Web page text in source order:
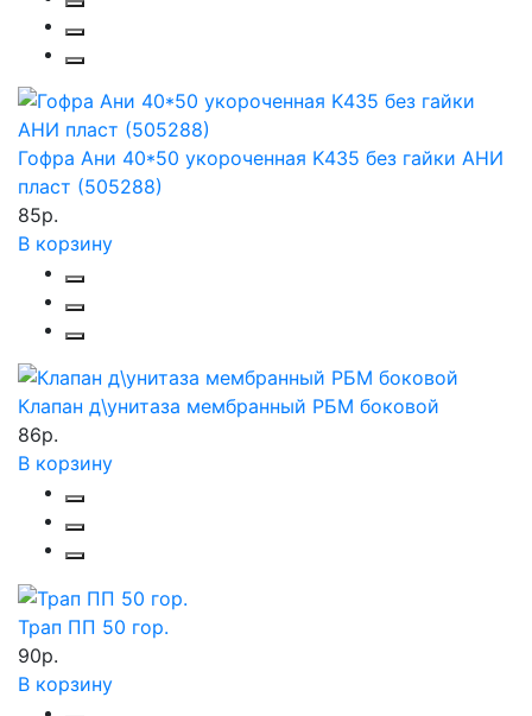
Гофра Ани 40*50 укороченная K435 без гайки АНИ
пласт (505288)
85р.
В корзину
Клапан д\унитаза мембранный РБМ боковой
86р.
В корзину
Трап ПП 50 гор.
90р.
В корзину